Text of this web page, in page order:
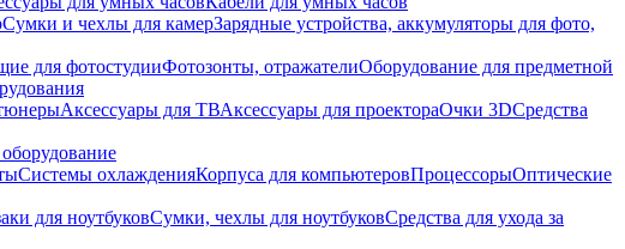
Сумки и чехлы для камерЗарядные устройства, аккумуляторы для фото,
для фотостудииФотозонты, отражателиОборудование для предметной
Аксессуары для ТВАксессуары для проектораОчки 3DСредства
Системы охлажденияКорпуса для компьютеровПроцессорыОптические
для ноутбуковСумки, чехлы для ноутбуковСредства для ухода за